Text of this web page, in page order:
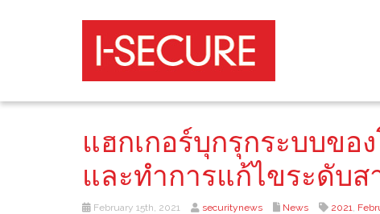
แฮกเกอร์บุกรุกระบบขอ
และทำการแก้ไขระดับส
February 15th, 2021 securitynews News 2021,